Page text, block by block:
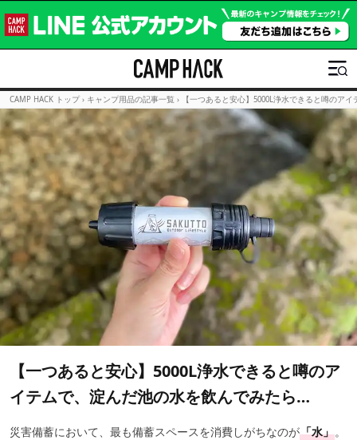
CAMP HACK トップ › キャンプ用品の記事一覧 › 【一つあると安心】5000L浄水できると噂のア
【一つあると安心】5000L浄水できると噂のア
イテムで、淀んだ池の水を飲んでみたら…
災害備蓄において、最も備蓄スペースを消費しがちなのが「水」。